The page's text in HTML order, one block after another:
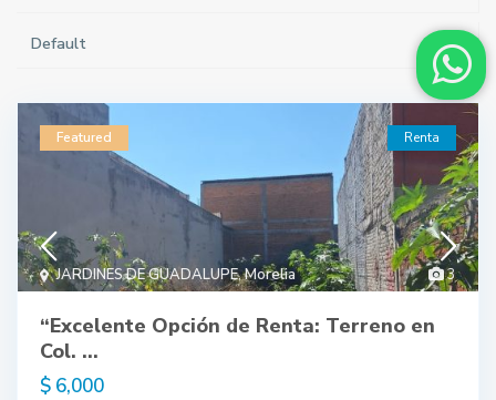
Default
3
JARDINES DE GUADALUPE,Morelia
Featured Renta
“Excelente Opción de Renta: Terreno en
Col. ...
$ 6,000